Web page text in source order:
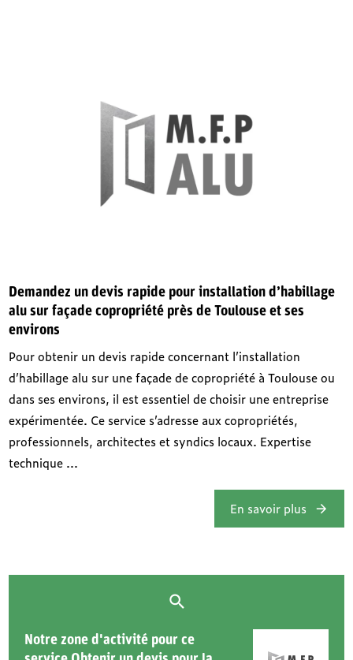
Demandez un devis rapide pour installation d’habillage
alu sur façade copropriété près de Toulouse et ses
environs
Pour obtenir un devis rapide concernant l’installation
d’habillage alu sur une façade de copropriété à Toulouse ou
dans ses environs, il est essentiel de choisir une entreprise
expérimentée. Ce service s’adresse aux copropriétés,
professionnels, architectes et syndics locaux. Expertise
technique ...
En savoir plus
Notre zone d'activité pour ce